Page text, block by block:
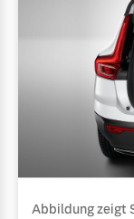
Abbildung zeigt